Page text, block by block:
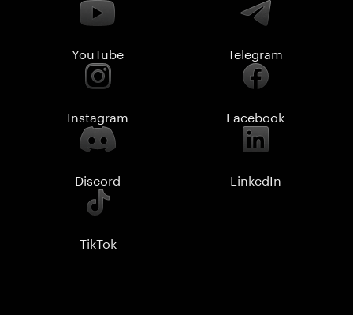
YouTube Telegram
Instagram Facebook
Discord LinkedIn
TikTok